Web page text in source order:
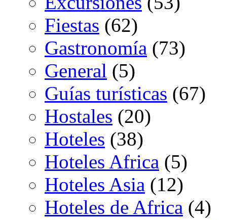
Fiestas (62)
Gastronomía (73)
General (5)
Guías turísticas (67)
Hostales (20)
Hoteles (38)
Hoteles Africa (5)
Hoteles Asia (12)
Hoteles de Africa (4)